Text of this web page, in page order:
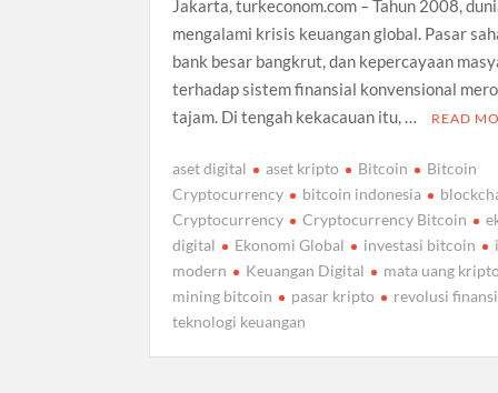
Jakarta, turkeconom.com – Tahun 2008,
mengalami krisis keuangan global. Pasar
bank besar bangkrut, dan kepercayaan
terhadap sistem finansial konvensional
tajam. Di tengah kekacauan itu, …
READ
aset digital aset kripto Bitcoin
Bitcoin
Cryptocurrency
bitcoin indonesia
Cryptocurrency
Cryptocurrency Bitcoin
digital
Ekonomi Global investasi bitcoin
modern
Keuangan Digital
mata uang kripto
mining bitcoin
pasar kripto
revolusi
teknologi keuangan